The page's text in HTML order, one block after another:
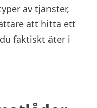
av tjänster,
att hitta ett
faktiskt äter i